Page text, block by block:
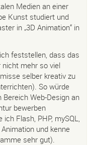
Medien an einer
Kunst studiert und
in „3D Animation“ in
feststellen, dass das
nicht mehr so viel
selber kreativ zu
So würde
Web-Design an
bewerben
Flash, PHP, mySQL,
und kenne
sehr gut).